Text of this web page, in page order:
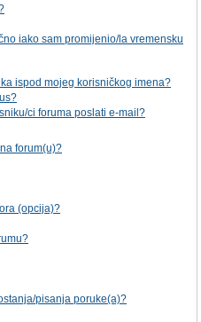
iako sam promijenio/la vremensku
ispod mojeg korisničkog imena?
ci foruma poslati e-mail?
forum(u)?
(opcija)?
pisanja poruke(a)?